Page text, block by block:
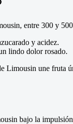
entre 300 y
y acidez.
lindo dolor rosado.
Limousin une
bajo la